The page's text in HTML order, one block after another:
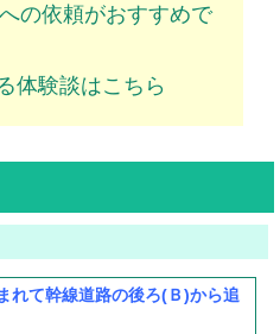
の依頼がおすすめで
体験談はこちら
て幹線道路の後ろ(Ｂ)から追